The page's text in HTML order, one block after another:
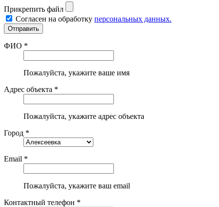
Прикрепить файл
Согласен на обработку персональных данных.
ФИО *
Пожалуйста, укажите ваше имя
Адрес объекта *
Пожалуйста, укажите адрес объекта
Город *
Email *
Пожалуйста, укажите ваш email
Контактный телефон *